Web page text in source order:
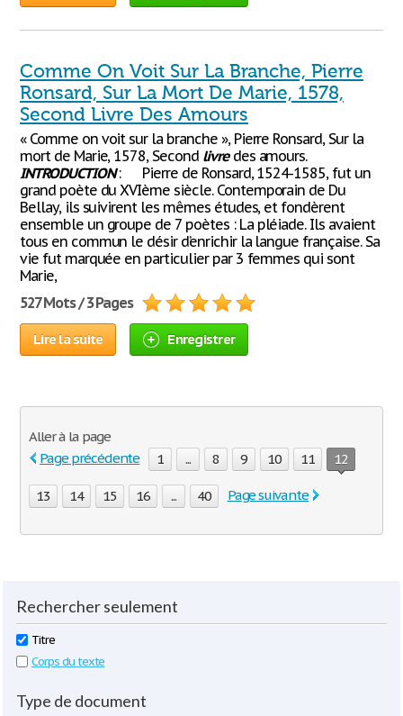
Comme On Voit Sur La Branche, Pierre
Ronsard, Sur La Mort De Marie, 1578,
Second Livre Des Amours
« Comme on voit sur la branche », Pierre Ronsard, Sur la
mort de Marie, 1578, Second livredes amours.
INTRODUCTION: Pierre de Ronsard, 1524-1585, fut un
grand poète du XVIème siècle. Contemporain de Du
Bellay, ils suivirent les mêmes études, et fondèrent
ensemble un groupe de 7 poètes : La pléiade. Ils avaient
tous en commun le désir d’enrichir la langue française. Sa
vie fut marquée en particulier par 3 femmes qui sont
Marie,
527 Mots / 3 Pages
Lire la suite Enregistrer
Aller à la page
Page précédente
1 ... 8 9 10 11 12
13 14 15 16 ... 40 Page suivante
Rechercher seulement
Titre
Corps du texte
Type de document